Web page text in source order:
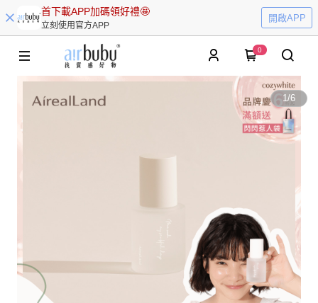
首下載APP加碼領好禮🤩
立刻使用官方APP
開啟APP
0
1/6